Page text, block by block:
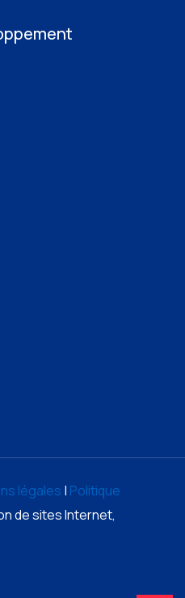
légales | Politique
de sites Internet,